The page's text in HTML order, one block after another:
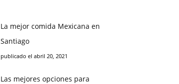
La mejor comida Mexicana en
Santiago
publicado el abril 20, 2021
Las mejores opciones para